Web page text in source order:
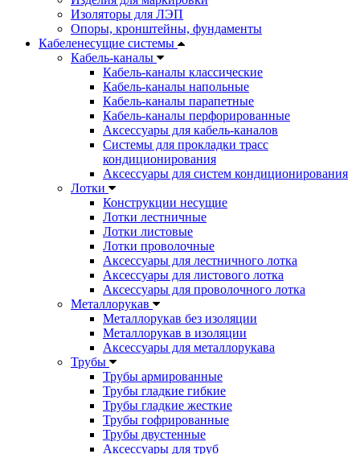
Изоляторы для ЛЭП
Опоры, кронштейны, фундаменты
Кабеленесущие системы
Кабель-каналы
Кабель-каналы классические
Кабель-каналы напольные
Кабель-каналы парапетные
Кабель-каналы перфорированные
Аксессуары для кабель-каналов
Системы для прокладки трасс
кондиционирования
Аксессуары для систем кондиционирования
Лотки
Конструкции несущие
Лотки лестничные
Лотки листовые
Лотки проволочные
Аксессуары для лестничного лотка
Аксессуары для листового лотка
Аксессуары для проволочного лотка
Металлорукав
Металлорукав без изоляции
Металлорукав в изоляции
Аксессуары для металлорукава
Трубы
Трубы армированные
Трубы гладкие гибкие
Трубы гладкие жесткие
Трубы гофрированные
Трубы двустенные
Аксессуары для труб